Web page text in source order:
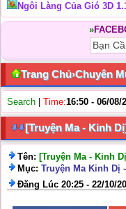
Ngôi Làng Của Gió 3D
»
Trang Chủ›Chuyên
Search Time:16:50 - 06/08/
[Truyện Ma - Kinh
Tên: [Truyện Ma - Kinh
Mục: Truyện Ma Kinh Dị
Đăng Lúc 20:25 - 22/10/